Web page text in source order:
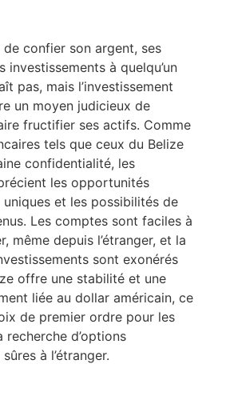
de confier son argent, ses
investissements à quelqu’un
pas, mais l’investissement
un moyen judicieux de
fructifier ses actifs. Comme
tels que ceux du Belize
confidentialité, les
les opportunités
uniques et les possibilités de
Les comptes sont faciles à
même depuis l’étranger, et la
sont exonérés
offre une stabilité et une
liée au dollar américain, ce
de premier ordre pour les
recherche d’options
à l’étranger.